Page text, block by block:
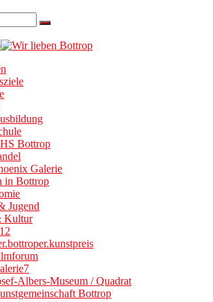
Bottrop
Galerie
in Bottrop
Jugend
Kultur
Albers-Museum / Quadrat
Bottrop